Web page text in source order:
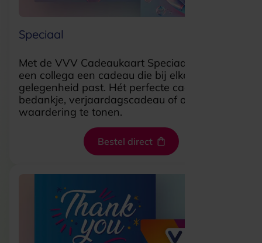
Speciaal
Met de VVV Cadeaukaart Speciaal geef je
een collega een cadeau die bij elke
gelegenheid past. Hét perfecte cadeau als
bedankje, verjaardagscadeau of om je
waardering te tonen.
Bestel direct